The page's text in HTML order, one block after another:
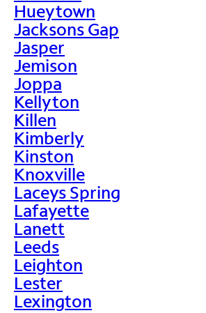
Hueytown
Jacksons Gap
Jasper
Jemison
Joppa
Kellyton
Killen
Kimberly
Kinston
Knoxville
Laceys Spring
Lafayette
Lanett
Leeds
Leighton
Lester
Lexington